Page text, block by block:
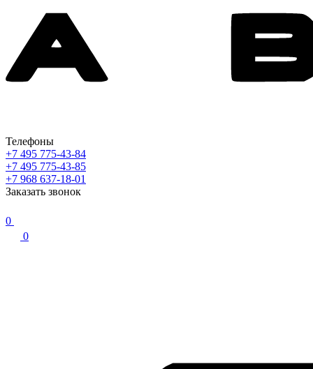
Телефоны
+7 495 775-43-84
+7 495 775-43-85
+7 968 637-18-01
Заказать звонок
0
0